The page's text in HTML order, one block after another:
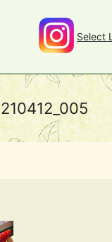
Select
210412_005